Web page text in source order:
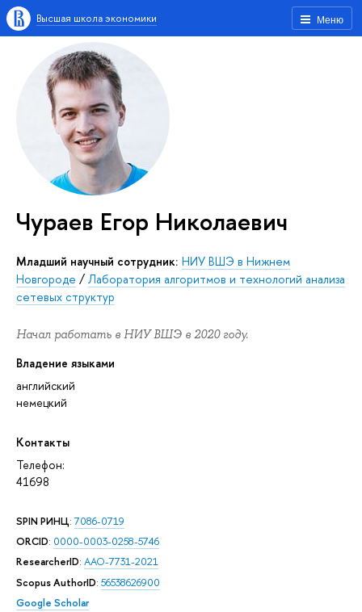
Меню
Высшая школа экономики
Чураев Егор Николаевич
Младший научный сотрудник: НИУ ВШЭ в Нижнем
Новгороде / Лаборатория алгоритмов и технологий анализа
сетевых структур
Начал работать в НИУ ВШЭ в 2020 году.
Владение языками
английский
немецкий
Контакты
Телефон:
41698
SPIN РИНЦ:7086-0719
ORCID: 0000-0003-0258-5746
ResearcherID: AAO-7731-2021
Scopus AuthorID: 56538626900
Google Scholar